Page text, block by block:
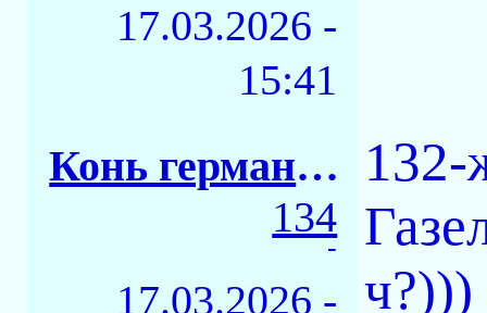
17.03.2026 -
15:41
Конь германский
134
-
17.03.2026 -
132-
ч?)))